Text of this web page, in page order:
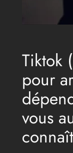
Tiktok
pour
vous